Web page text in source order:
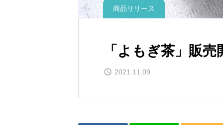
商品リリース
「よもぎ茶」販
2021.11.09